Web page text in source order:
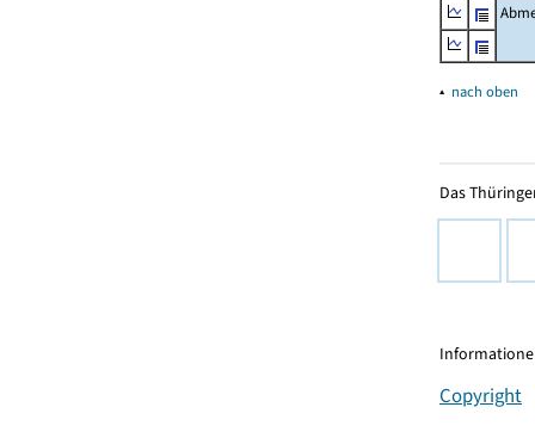
▴ nach oben
Das
Copyright